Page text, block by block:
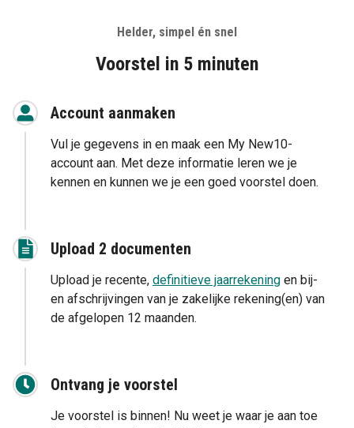
Helder, simpel én snel
Voorstel in 5 minuten
Account aanmaken
Vul je gegevens in en maak een My New10-
account aan. Met deze informatie leren we je
kennen en kunnen we je een goed voorstel doen.
Upload 2 documenten
Upload je recente, definitieve jaarrekening en bij-
en afschrijvingen van je zakelijke rekening(en) van
de afgelopen 12 maanden.
Ontvang je voorstel
Je voorstel is binnen! Nu weet je waar je aan toe